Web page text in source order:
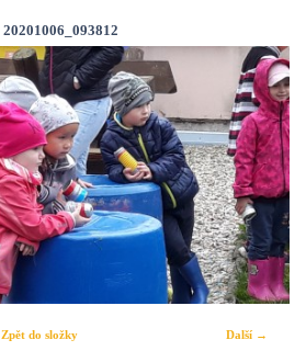
20201006_093812
Další →
Zpět do složky